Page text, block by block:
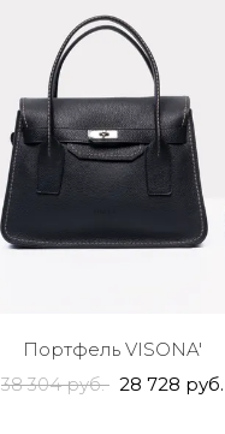
Портфель VISONA'
38 304 руб. 28 728 руб.